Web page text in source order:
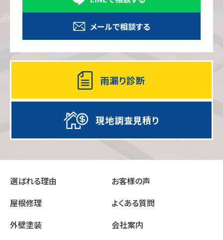
メールで相談する
雨漏り診断
現地調査見積り
選ばれる理由
屋根修理
外壁塗装
お客様の声
よくある質問
会社案内